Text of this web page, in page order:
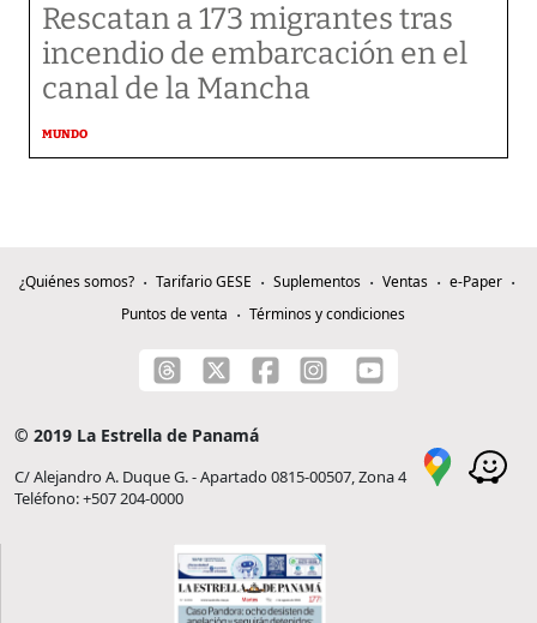
Rescatan a 173 migrantes tras
incendio de embarcación en el
canal de la Mancha
MUNDO
¿Quiénes somos? Tarifario GESE Suplementos Ventas
e-Paper
Puntos de venta
Términos y condiciones
© 2019 La Estrella de Panamá
C/ Alejandro A. Duque G. - Apartado 0815-00507, Zona 4
Teléfono: +507 204-0000